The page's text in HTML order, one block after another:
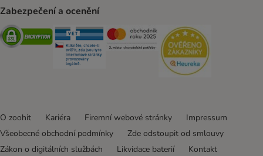
Zabezpečení a ocenění
Security Security Security
O zoohit Kariéra Firemní webové stránky
Impressum
Všeobecné obchodní podmínky
Zde odstoupit od smlouvy
Zákon o digitálních službách
Likvidace baterií
Kontakt